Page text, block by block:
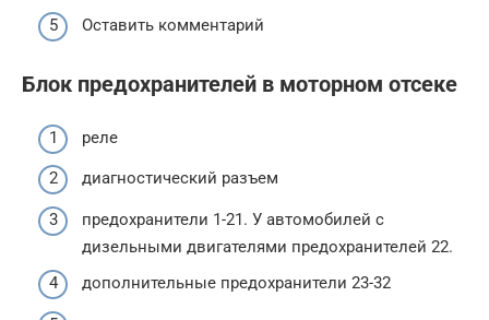
Оставить комментарий
Блок предохранителей в моторном отсеке
реле
диагностический разъем
предохранители 1-21. У автомобилей с
дизельными двигателями предохраните­лей 22.
дополнительные предохранители 23-32